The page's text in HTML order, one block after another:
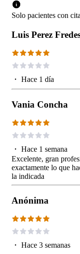
Solo pacientes con
Luis Perez
・ Hace 1 día
Vania Concha
・ Hace 1 semana
Excelente, gran
exactamente lo que
la indicada
Anónima
・ Hace 3 semanas